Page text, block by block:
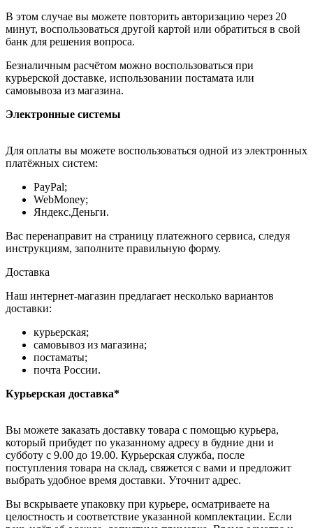
В этом случае вы можете повторить авторизацию через 20
минут, воспользоваться другой картой или обратиться в свой
банк для решения вопроса.
Безналичным расчётом можно воспользоваться при
курьерской доставке, использовании постамата или
самовывоза из магазина.
Электронные системы
Для оплаты вы можете воспользоваться одной из электронных
платёжных систем:
PayPal;
WebMoney;
Яндекс.Деньги.
Вас перенаправит на страницу платежного сервиса, следуя
инструкциям, заполните правильную форму.
Доставка
Наш интернет-магазин предлагает несколько вариантов
доставки:
курьерская;
самовывоз из магазина;
постаматы;
почта России.
Курьерская доставка*
Вы можете заказать доставку товара с помощью курьера,
который прибудет по указанному адресу в будние дни и
субботу с 9.00 до 19.00. Курьерская служба, после
поступления товара на склад, свяжется с вами и предложит
выбрать удобное время доставки. Уточнит адрес.
Вы вскрываете упаковку при курьере, осматриваете на
целостность и соответствие указанной комплектации. Если